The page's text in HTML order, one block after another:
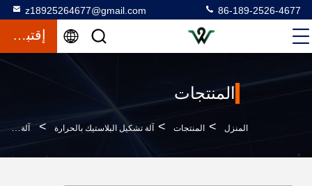
z18925264677@gmail.com 86-189-2526-4677
إقتباس
المنتجات
المنزل > المنتجات > آلة تشكيل البلاستيك بالحرارة > آلة التشكيل الحراري البلاستيكية القابلة للتحلل عمق التشكيل القصوى 180mm